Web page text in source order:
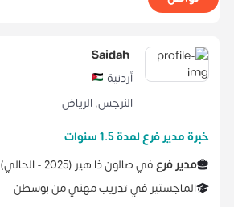
Saidah
أردنية
النرجس, الرياض
خبرة مدير فرع لمدة 1.5 سنوات
مدير فرعفيصالون ذا هير (
2025 - الحالي)
الماجستير فيتدريب مهنيمنبوسطن